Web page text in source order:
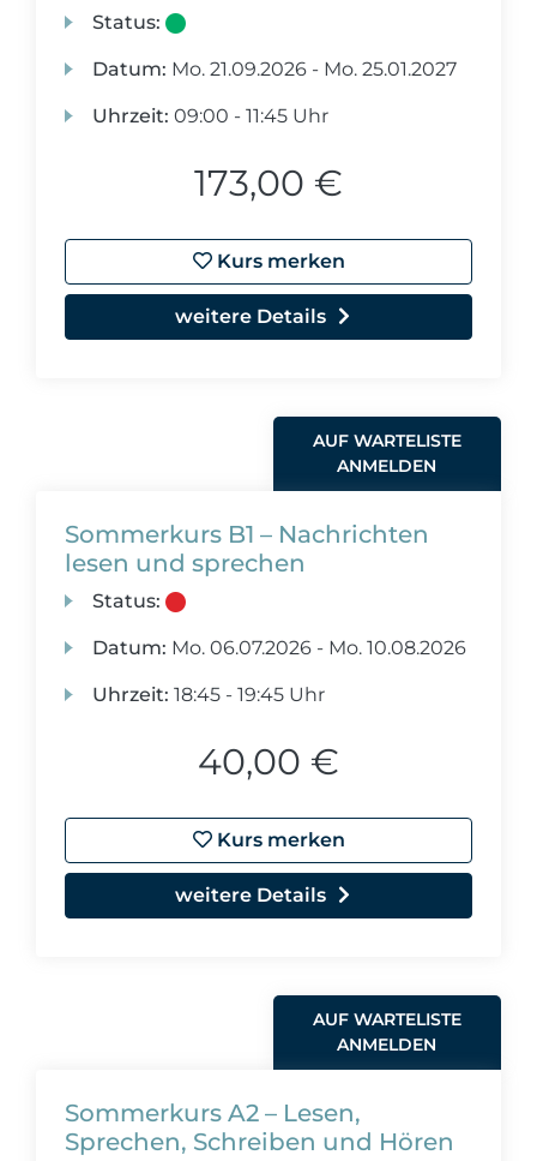
Status:
Datum: Mo. 21.09.2026 - Mo. 25.01.2027
Uhrzeit: 09:00 - 11:45 Uhr
173,00 €
Kurs merken
weitere Details
AUF WARTELISTE
ANMELDEN
Sommerkurs B1 – Nachrichten
lesen und sprechen
Status:
Datum: Mo. 06.07.2026 - Mo. 10.08.2026
Uhrzeit: 18:45 - 19:45 Uhr
40,00 €
Kurs merken
weitere Details
AUF WARTELISTE
ANMELDEN
Sommerkurs A2 – Lesen,
Sprechen, Schreiben und Hören